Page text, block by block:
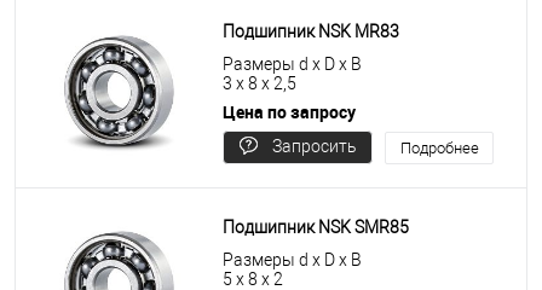
Подшипник NSK MR83
Размеры d x D x B
3 x 8 x 2,5
Цена по запросу
Запросить
Подробнее
Подшипник NSK SMR85
Размеры d x D x B
5 x 8 x 2